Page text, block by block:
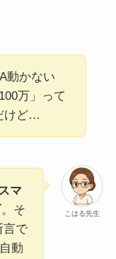
動かない
万」って
けど…
こはる先生
スマ
。そ
言で
動